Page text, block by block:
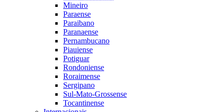
Mineiro
Paraense
Paraibano
Paranaense
Pernambucano
Piauiense
Potiguar
Rondoniense
Roraimense
Sergipano
Sul-Mato-Grossense
Tocantinense